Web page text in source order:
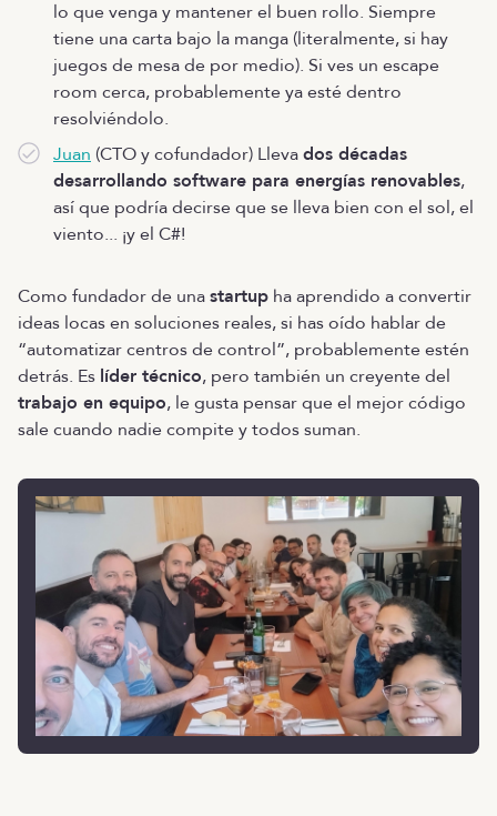
lo que venga y mantener el buen rollo. Siempre
tiene una carta bajo la manga (literalmente, si hay
juegos de mesa de por medio). Si ves un escape
room cerca, probablemente ya esté dentro
resolviéndolo.
Juan (CTO y cofundador) Llevados décadas
desarrollando software para energías renovables,
así que podría decirse que se lleva bien con el sol, el
viento... ¡y el C#!
Como fundador de unastartup ha aprendido a convertir
ideas locas en soluciones reales, si has oído hablar de
“automatizar centros de control”, probablemente estén
detrás. Es líder técnico, pero también un creyente del
trabajo en equipo, le gusta pensar que el mejor código
sale cuando nadie compite y todos suman.